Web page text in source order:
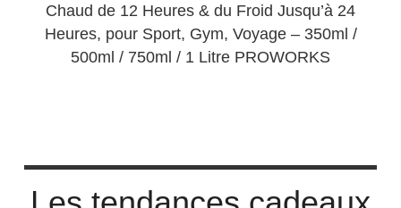
Chaud de 12 Heures & du Froid Jusqu’à 24
Heures, pour Sport, Gym, Voyage – 350ml /
500ml / 750ml / 1 Litre PROWORKS